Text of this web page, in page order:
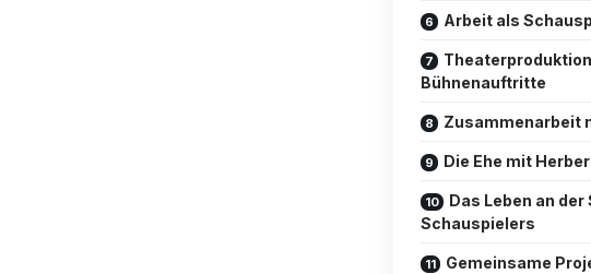
Arbeit als
Bühnenauftritte
Zusammenarbeit
Die Ehe mit
Das Leben an
Schauspielers
Gemeinsame